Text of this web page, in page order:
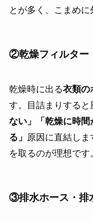
とが多く、こまめに
②乾燥フィルター
乾燥時に出る衣類の
す。目詰まりすると
ない」「乾燥に時間
る」 原因に直結しま
を取るのが理想です
③排水ホース・排